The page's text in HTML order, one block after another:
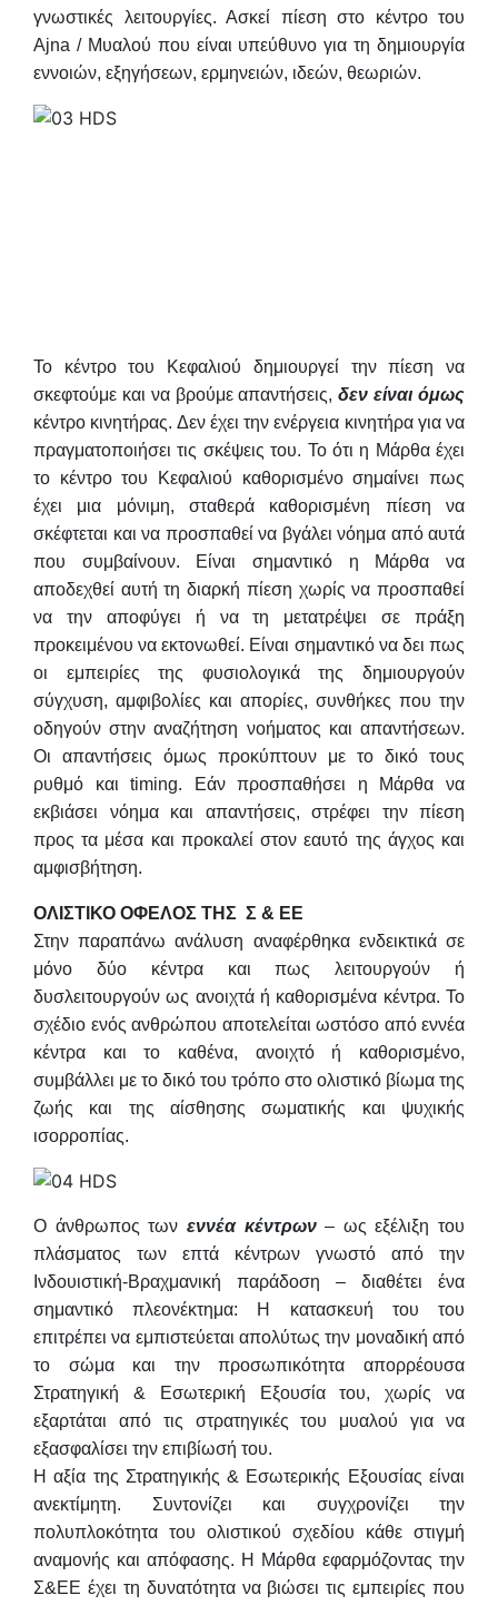
γνωστικές λειτουργίες. Ασκεί πίεση στο κέντρο του
Ajna / Mυαλού που είναι υπεύθυνο για τη δημιουργία
εννοιών, εξηγήσεων, ερμηνειών, ιδεών, θεωριών.
Το κέντρο του Κεφαλιού δημιουργεί την πίεση να
σκεφτούμε και να βρούμε απαντήσεις,δεν είναι όμως
κέντρο κινητήρας. Δεν έχει την ενέργεια κινητήρα για να
πραγματοποιήσει τις σκέψεις του. Το ότι η Μάρθα έχει
το κέντρο του Κεφαλιού καθορισμένο σημαίνει πως
έχει μια μόνιμη, σταθερά καθορισμένη πίεση να
σκέφτεται και να προσπαθεί να βγάλει νόημα από αυτά
που συμβαίνουν. Είναι σημαντικό η Μάρθα να
αποδεχθεί αυτή τη διαρκή πίεση χωρίς να προσπαθεί
να την αποφύγει ή να τη μετατρέψει σε πράξη
προκειμένου να εκτονωθεί. Είναι σημαντικό να δει πως
οι εμπειρίες της φυσιολογικά της δημιουργούν
σύγχυση, αμφιβολίες και απορίες, συνθήκες που την
οδηγούν στην αναζήτηση νοήματος και απαντήσεων.
Οι απαντήσεις όμως προκύπτουν με το δικό τους
ρυθμό και timing. Εάν προσπαθήσει η Μάρθα να
εκβιάσει νόημα και απαντήσεις, στρέφει την πίεση
προς τα μέσα και προκαλεί στον εαυτό της άγχος και
αμφισβήτηση.
ΟΛΙΣΤΙΚΟ ΟΦΕΛΟΣ ΤΗΣ Σ & ΕΕ
Στην παραπάνω ανάλυση αναφέρθηκα ενδεικτικά σε
μόνο δύο κέντρα και πως λειτουργούν ή
δυσλειτουργούν ως ανοιχτά ή καθορισμένα κέντρα. Το
σχέδιο ενός ανθρώπου αποτελείται ωστόσο από εννέα
κέντρα και το καθένα, ανοιχτό ή καθορισμένο,
συμβάλλει με το δικό του τρόπο στο ολιστικό βίωμα της
ζωής και της αίσθησης σωματικής και ψυχικής
ισορροπίας.
Ο άνθρωπος των εννέα κέντρων– ως εξέλιξη του
πλάσματος των επτά κέντρων γνωστό από την
Ινδουιστική-Βραχμανική παράδοση – διαθέτει ένα
σημαντικό πλεονέκτημα: Η κατασκευή του του
επιτρέπει να εμπιστεύεται απολύτως την μοναδική από
το σώμα και την προσωπικότητα απορρέουσα
Στρατηγική & Εσωτερική Εξουσία του, χωρίς να
εξαρτάται από τις στρατηγικές του μυαλού για να
εξασφαλίσει την επιβίωσή του.
Η αξία της Στρατηγικής & Εσωτερικής Εξουσίας είναι
ανεκτίμητη. Συντονίζει και συγχρονίζει την
πολυπλοκότητα του ολιστικού σχεδίου κάθε στιγμή
αναμονής και απόφασης. Η Μάρθα εφαρμόζοντας την
Σ&ΕΕ έχει τη δυνατότητα να βιώσει τις εμπειρίες που